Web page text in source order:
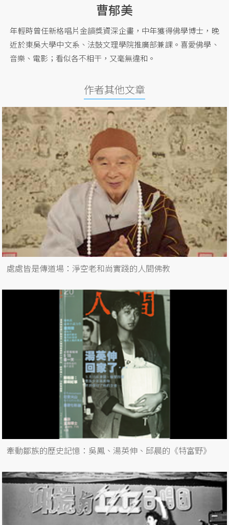
曹郁美
年輕時曾任新格唱片金韻獎資深企畫，中年獲得佛學博士，晚
近於東吳大學中文系、法鼓文理學院推廣部兼課。喜愛佛學、
音樂、電影；看似各不相干，又毫無違和。
作者其他文章
處處皆是傳道場：淨空老和尚實踐的人間佛教
牽動鄒族的歷史記憶：吳鳳、湯英伸、邱晨的《特富野》